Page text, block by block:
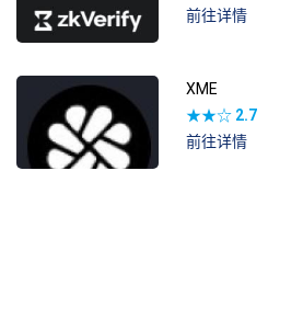
前往详情
XME
★★☆ 2.7
前往详情